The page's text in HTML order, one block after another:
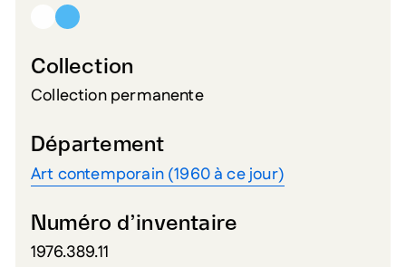
Collection
Collection permanente
Département
Art contemporain (1960 à ce jour)
Numéro d’inventaire
1976.389.11